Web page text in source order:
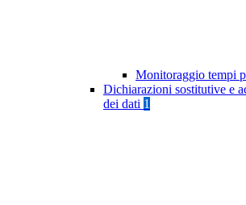
Monitoraggio tempi
Dichiarazioni sostitutive e
dei dati 1